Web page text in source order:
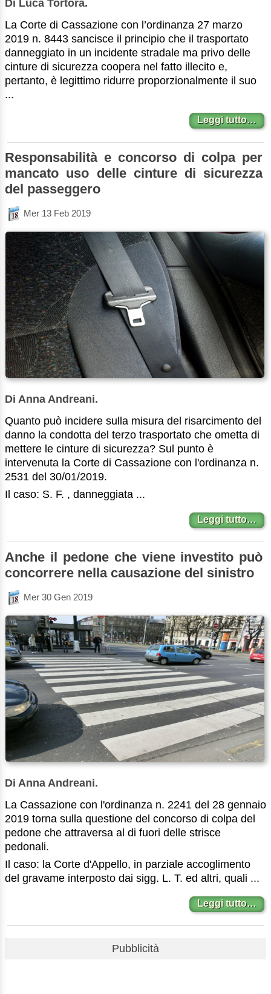
Di Luca Tortora.
La Corte di Cassazione con l’ordinanza 27 marzo
2019 n. 8443 sancisce il principio che il trasportato
danneggiato in un incidente stradale ma privo delle
cinture di sicurezza coopera nel fatto illecito e,
pertanto, è legittimo ridurre proporzionalmente il suo
...
Leggi tutto…
Responsabilità e concorso di colpa per
mancato uso delle cinture di sicurezza
del passeggero
Mer 13 Feb 2019
Di Anna Andreani.
Quanto può incidere sulla misura del risarcimento del
danno la condotta del terzo trasportato che ometta di
mettere le cinture di sicurezza? Sul punto è
intervenuta la Corte di Cassazione con l'ordinanza n.
2531 del 30/01/2019.
Il caso: S. F. , danneggiata ...
Leggi tutto…
Anche il pedone che viene investito può
concorrere nella causazione del sinistro
Mer 30 Gen 2019
Di Anna Andreani.
La Cassazione con l'ordinanza n. 2241 del 28 gennaio
2019 torna sulla questione del concorso di colpa del
pedone che attraversa al di fuori delle strisce
pedonali.
Il caso: la Corte d'Appello, in parziale accoglimento
del gravame interposto dai sigg. L. T. ed altri, quali ...
Leggi tutto…
Pubblicità